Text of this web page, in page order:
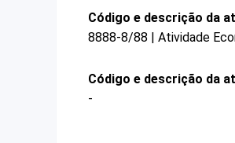
Código e descrição da
8888-8/88 | Atividade
Código e descrição da
-